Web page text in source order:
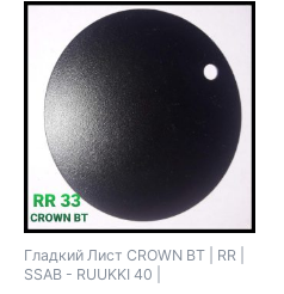
Гладкий Лист CROWN BT | RR |
SSAB - RUUKKI 40 |